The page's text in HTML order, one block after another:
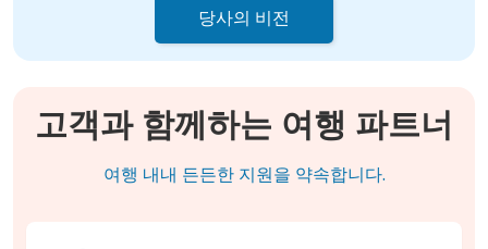
당사의 비전
고객과 함께하는 여행 파트너
여행 내내 든든한 지원을 약속합니다.